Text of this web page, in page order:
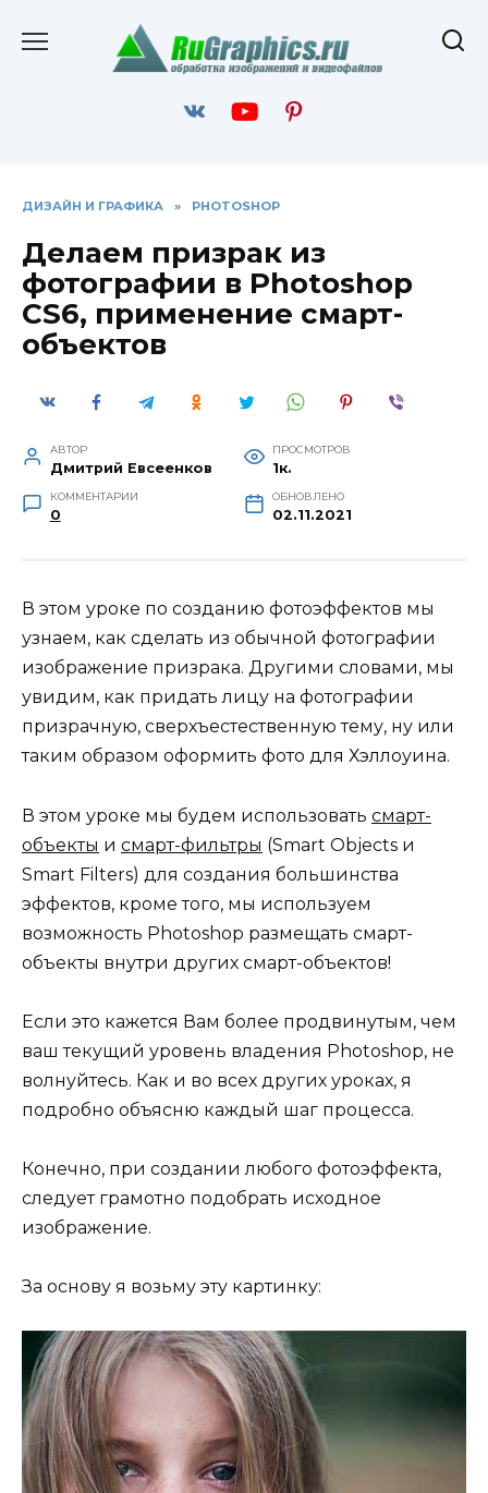
содержанию
ДИЗАЙН И ГРАФИКА » PHOTOSHOP
Делаем призрак из
фотографии в Photoshop
CS6, применение смарт-
объектов
АВТОР
Дмитрий Евсеенков
ПРОСМОТРОВ
1к.
КОММЕНТАРИИ
0
ОБНОВЛЕНО
02.11.2021
В этом уроке по созданию фотоэффектов мы
узнаем, как сделать из обычной фотографии
изображение призрака. Другими словами, мы
увидим, как придать лицу на фотографии
призрачную, сверхъестественную тему, ну или
таким образом оформить фото для Хэллоуина.
В этом уроке мы будем использовать смарт-
объекты и смарт-фильтры (Smart Objects и
Smart Filters) для создания большинства
эффектов, кроме того, мы используем
возможность Photoshop размещать смарт-
объекты внутри других смарт-объектов!
Если это кажется Вам более продвинутым, чем
ваш текущий уровень владения Photoshop, не
волнуйтесь. Как и во всех других уроках, я
подробно объясню каждый шаг процесса.
Конечно, при создании любого фотоэффекта,
следует грамотно подобрать исходное
изображение.
За основу я возьму эту картинку: